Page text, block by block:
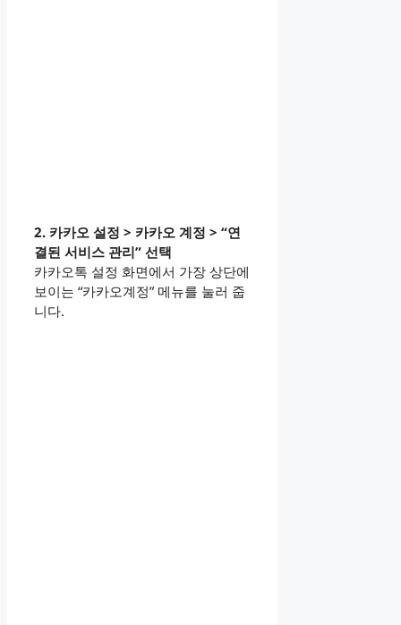
2. 카카오 설정 > 카카오 계정 > “연
결된 서비스 관리” 선택
카카오톡 설정 화면에서 가장 상단에
보이는 “카카오계정” 메뉴를 눌러 줍
니다.